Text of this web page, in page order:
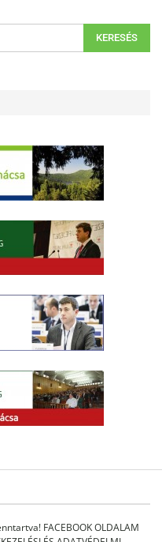
FACEBOOK OLDALAM